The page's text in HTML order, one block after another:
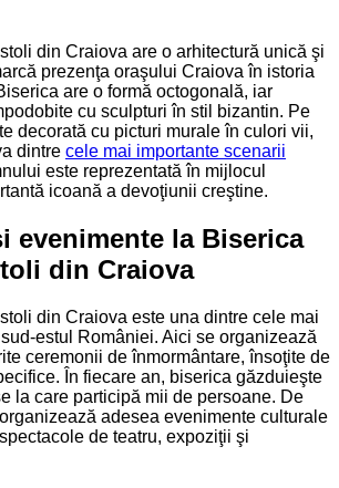
din Craiova are o arhitectură unică şi
prezenţa oraşului Craiova în istoria
are o formă octogonală, iar
cu sculpturi în stil bizantin. Pe
decorată cu picturi murale în culori vii,
dintre cele mai importante scenarii
este reprezentată în mijlocul
icoană a devoţiunii creştine.
evenimente la Biserica
din Craiova
din Craiova este una dintre cele mai
estul României. Aici se organizează
ceremonii de înmormântare, însoţite de
În fiecare an, biserica găzduieşte
la care participă mii de persoane. De
adesea evenimente culturale
de teatru, expoziţii şi